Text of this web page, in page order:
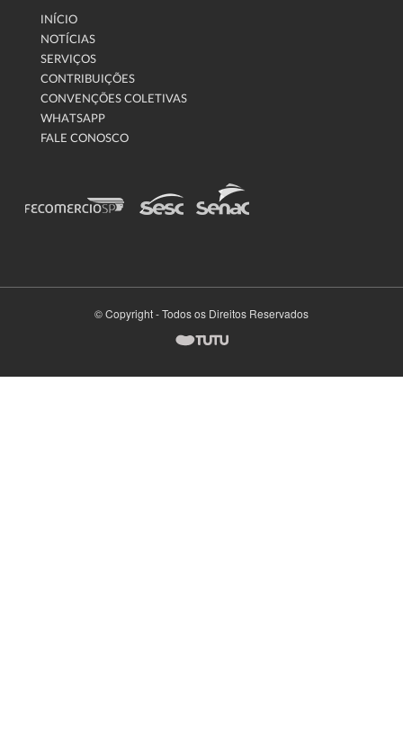
INÍCIO
NOTÍCIAS
SERVIÇOS
CONTRIBUIÇÕES
CONVENÇÕES COLETIVAS
WHATSAPP
FALE CONOSCO
© Copyright - Todos os Direitos Reservados